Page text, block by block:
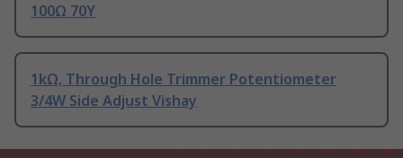
100Ω 70Y
1kΩ, Through Hole Trimmer Potentiometer
3/4W Side Adjust Vishay